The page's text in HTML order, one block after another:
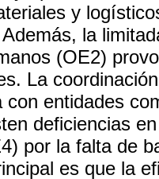
y
la
(OE2)
La
con entidades
deficiencias
por la falta de
es que la